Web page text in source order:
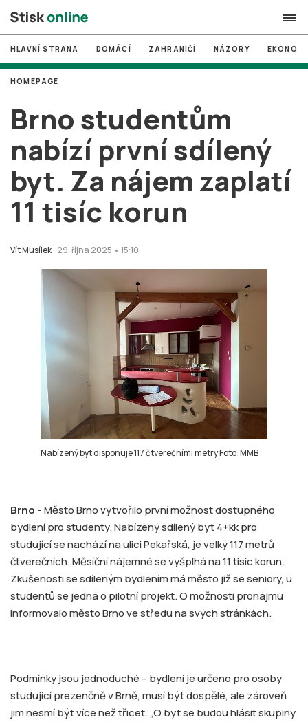
search
# MUNI
# Brno
# volby
login PŘIHLÁSIT SE
Zapomněli jste heslo?
HLAVNÍ STRANA DOMÁCÍ ZAHRANIČÍ NÁZORY
Brno studentům
nabízí první sdílený
byt. Za nájem zaplatí
11 tisíc korun
Vít Musílek 29. října 2025 • 15:10
HOMEPAGE
Nabízený byt disponuje 117 čtverečními metry Foto: MMB
Brno -Město Brno vytvořilo první možnost dostupného
bydlení pro studenty. Nabízený sdílený byt 4+kk pro
studující se nachází na ulici Pekařská, je velký 117 metrů
čtverečních. Měsíční nájemné se vyšplhá na 11 tisíc korun.
Zkušenosti se sdíleným bydlením má město již se seniory, u
studentů se jedná o pilotní projekt. O možnosti pronájmu
informovalo město Brno ve středu na svých stránkách.
Podmínky jsou jednoduché – bydlení je určeno pro osoby
studující prezenčně v Brně, musí být dospělé, ale zároveň
jim nesmí být více než třicet. „O byt se budou hlásit skupiny